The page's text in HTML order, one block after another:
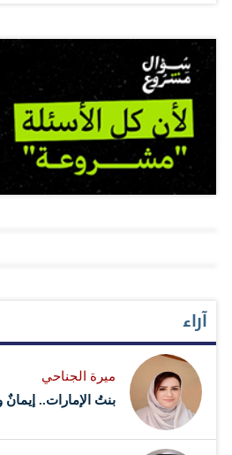
لغة العواطف، ولم تُسقط الحسابات
الصور. كانت تعرف أن التهجير لا
إذا جاء بمباركة العم سام ـ بل
الأزمات ليس انفجارها، بل
المصري الأول لفتح معبر رفح لم يكن
أو ضغط إعلامي، بل منع كسر
التخلص من عبئهم. في هذا السياق،
ضبط لا فعل تفريط. هو محاولة لإدارة
ولإبقاء الفلسطيني في أرضه لا في…
آراء
ميرة الجناحي
بنتُ الإمارات.. إيمانٌ